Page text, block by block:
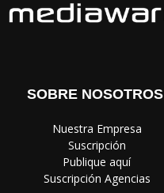
SOBRE NOSOTROS
‎ Nuestra Empresa
‎ Suscripción
‎ Publique aquí
‎ Suscripción Agencias